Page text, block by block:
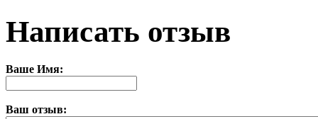
Написать отзыв
Ваше Имя:
Ваш отзыв: